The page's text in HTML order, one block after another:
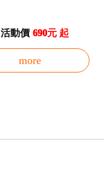
活動價 690元 起
more